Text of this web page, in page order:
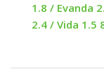
1.8 / Evanda
2.4 / Vida 1.5